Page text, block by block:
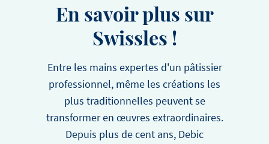
En savoir plus sur
Swissles !
Entre les mains expertes d'un pâtissier
professionnel, même les créations les
plus traditionnelles peuvent se
transformer en œuvres extraordinaires.
Depuis plus de cent ans, Debic